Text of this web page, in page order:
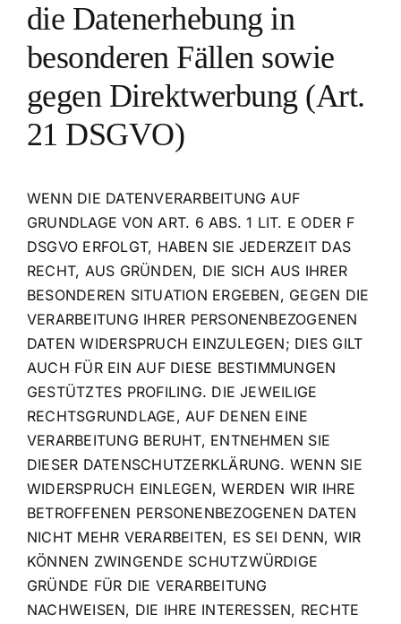
die Datenerhebung in
besonderen Fällen sowie
gegen Direktwerbung (Art.
21 DSGVO)
WENN DIE DATENVERARBEITUNG AUF
GRUNDLAGE VON ART. 6 ABS. 1 LIT. E ODER F
DSGVO ERFOLGT, HABEN SIE JEDERZEIT DAS
RECHT, AUS GRÜNDEN, DIE SICH AUS IHRER
BESONDEREN SITUATION ERGEBEN, GEGEN DIE
VERARBEITUNG IHRER PERSONENBEZOGENEN
DATEN WIDERSPRUCH EINZULEGEN; DIES GILT
AUCH FÜR EIN AUF DIESE BESTIMMUNGEN
GESTÜTZTES PROFILING. DIE JEWEILIGE
RECHTSGRUNDLAGE, AUF DENEN EINE
VERARBEITUNG BERUHT, ENTNEHMEN SIE
DIESER DATENSCHUTZERKLÄRUNG. WENN SIE
WIDERSPRUCH EINLEGEN, WERDEN WIR IHRE
BETROFFENEN PERSONENBEZOGENEN DATEN
NICHT MEHR VERARBEITEN, ES SEI DENN, WIR
KÖNNEN ZWINGENDE SCHUTZWÜRDIGE
GRÜNDE FÜR DIE VERARBEITUNG
NACHWEISEN, DIE IHRE INTERESSEN, RECHTE